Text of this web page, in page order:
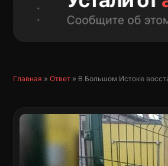
Главная » Ответ » В Большом Истоке